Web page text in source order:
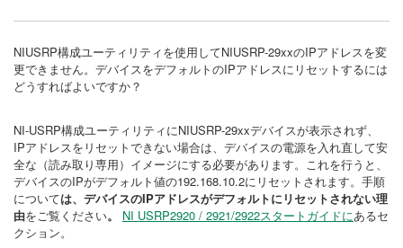
NIUSRP構成ユーティリティを使用してNIUSRP-29xxのIPアドレスを変
更できません。デバイスをデフォルトのIPアドレスにリセットするには
どうすればよいですか？
NI-USRP構成ユーティリティにNIUSRP-29xxデバイスが表示されず、
IPアドレスをリセットできない場合は、デバイスの電源を入れ直して安
全な（読み取り専用）イメージにする必要があります。これを行うと、
デバイスのIPがデフォルト値の192.168.10.2にリセットされます。手順
については、デバイスのIPアドレスがデフォルトにリセットされない理
由をご覧ください。 NI USRP2920 / 2921/2922スタートガイドにあるセ
クション。